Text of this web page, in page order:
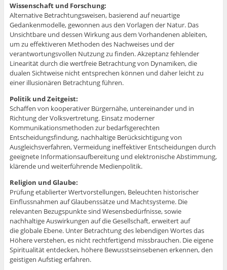
Wissenschaft und Forschung:
Alternative Betrachtungsweisen, basierend auf neuartige
Gedankenmodelle, gewonnen aus den Vorlagen der Natur. Das
Unsichtbare und dessen Wirkung aus dem Vorhandenen ableiten,
um zu effektiveren Methoden des Nachweises und der
verantwortungsvollen Nutzung zu finden. Akzeptanz fehlender
Linearität durch die wertfreie Betrachtung von Dynamiken, die
dualen Sichtweise nicht entsprechen können und daher leicht zu
einer illusionären Betrachtung führen.
Politik und Zeitgeist:
Schaffen von kooperativer Bürgernähe, untereinander und in
Richtung der Volksvertretung. Einsatz moderner
Kommunikationsmethoden zur bedarfsgerechten
Entscheidungsfindung, nachhaltige Berücksichtigung von
Ausgleichsverfahren, Vermeidung ineffektiver Entscheidungen durch
geeignete Informationsaufbereitung und elektronische Abstimmung,
klärende und weiterführende Medienpolitik.
Religion und Glaube:
Prüfung etablierter Wertvorstellungen, Beleuchten historischer
Einflussnahmen auf Glaubenssätze und Machtsysteme. Die
relevanten Bezugspunkte sind Wesensbedürfnisse, sowie
nachhaltige Auswirkungen auf die Gesellschaft, erweitert auf
die globale Ebene. Unter Betrachtung des lebendigen Wortes das
Höhere verstehen, es nicht rechtfertigend missbrauchen. Die eigene
Spiritualität entdecken, höhere Bewusstseinsebenen erkennen, den
geistigen Aufstieg erfahren.